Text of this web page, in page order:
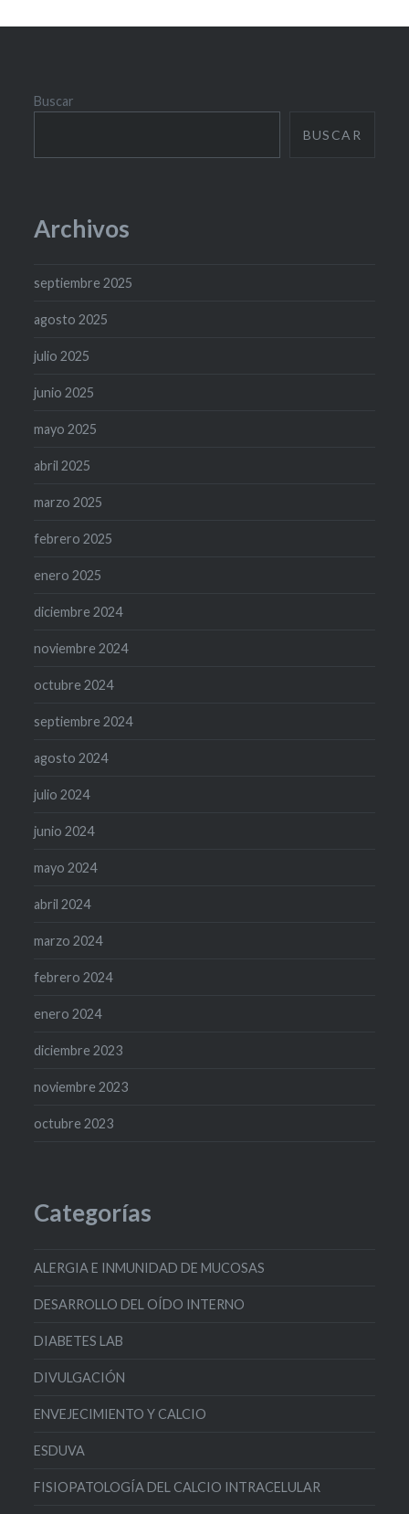
Buscar
BUSCAR
Archivos
septiembre 2025
agosto 2025
julio 2025
junio 2025
mayo 2025
abril 2025
marzo 2025
febrero 2025
enero 2025
diciembre 2024
noviembre 2024
octubre 2024
septiembre 2024
agosto 2024
julio 2024
junio 2024
mayo 2024
abril 2024
marzo 2024
febrero 2024
enero 2024
diciembre 2023
noviembre 2023
octubre 2023
Categorías
ALERGIA E INMUNIDAD DE MUCOSAS
DESARROLLO DEL OÍDO INTERNO
DIABETES LAB
DIVULGACIÓN
ENVEJECIMIENTO Y CALCIO
ESDUVA
FISIOPATOLOGÍA DEL CALCIO INTRACELULAR